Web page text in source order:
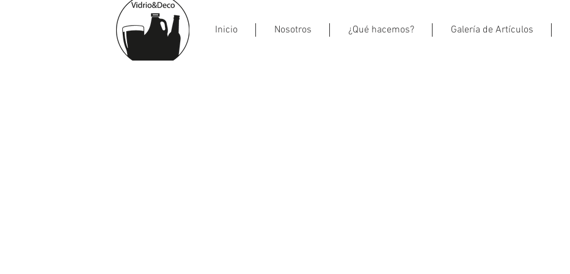
Inicio Nosotros ¿Qué hacemos? Galería de Artículos